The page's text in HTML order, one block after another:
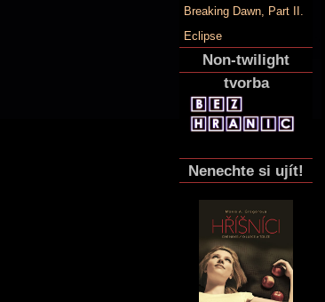
Breaking Dawn, Part II.
Eclipse
Non-twilight
tvorba
Nenechte si ujít!